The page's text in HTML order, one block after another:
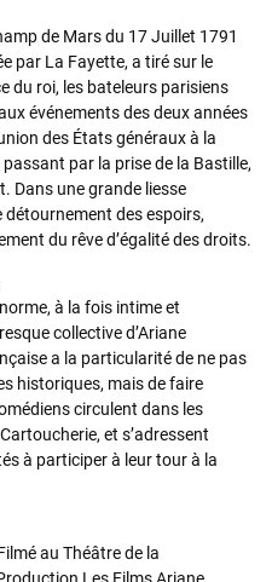
de Mars du 17 Juillet 1791
par La Fayette, a tiré sur le
du roi, les bateleurs parisiens
événements des deux années
des États généraux à la
par la prise de la Bastille,
Dans une grande liesse
des espoirs,
du rêve d’égalité des droits.
à la fois intime et
collective d’Ariane
a la particularité de ne pas
historiques, mais de faire
circulent dans les
et s’adressent
à participer à leur tour à la
au Théâtre de la